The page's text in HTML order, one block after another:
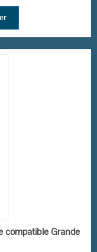
compatible Grande